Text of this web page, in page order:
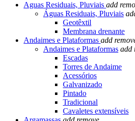
Aguas Residuais, Pluviais add
Águas Residuais, Pluviais
Geotêxtil
Membrana drenante
Andaimes e Plataformas add
Andaimes e Plataformas add
Escadas
Torres de Andaime
Acessórios
Galvanizado
Pintado
Tradicional
Cavaletes extensíveis